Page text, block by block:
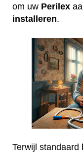
om uw Perilex
installeren.
Terwijl standaard